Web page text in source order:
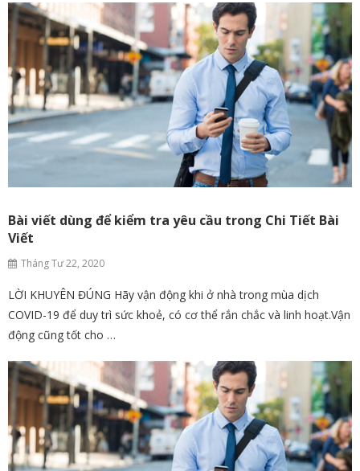
Bài viết dùng để kiểm tra yêu cầu trong Chi Tiết Bài
Viết
Tháng Tư 22, 2020
LỜI KHUYÊN ĐÚNG Hãy vận động khi ở nhà trong mùa dịch
COVID-19 để duy trì sức khoẻ, có cơ thể rắn chắc và linh hoạt.Vận
động cũng tốt cho …